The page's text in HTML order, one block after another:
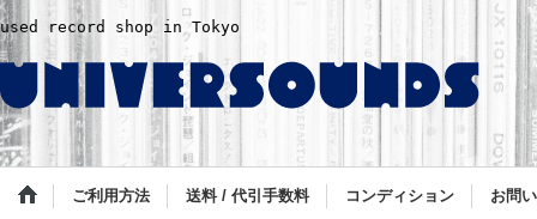
used record shop in Tokyo
ご利用方法 送料 / 代引手数料 コンディション お問